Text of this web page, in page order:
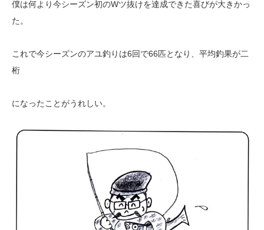
僕は何より今シーズン初のWツ抜けを達成できた喜びが大きかっ
た。
これで今シーズンのアユ釣りは6回で66匹となり、平均釣果が二
桁
になったことがうれしい。